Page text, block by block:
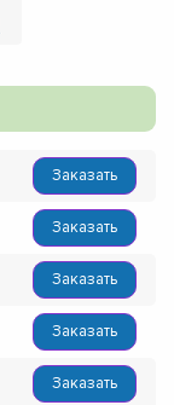
Заказать
Заказать
Заказать
Заказать
Заказать